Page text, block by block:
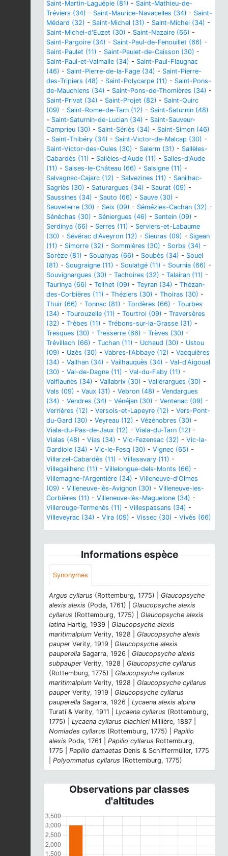
Saint-Martin-Laguépie (81) - Saint-Mathieu-de-
Tréviers (34) - Saint-Maurice-Navacelles (34) - Saint-
Médard (32) - Saint-Michel (31) - Saint-Michel (34) -
Saint-Michel-d'Euzet (30) - Saint-Nazaire (66) -
Saint-Pargoire (34) - Saint-Paul-de-Fenouillet (66) -
Saint-Paulet (11) - Saint-Paulet-de-Caisson (30) -
Saint-Paul-et-Valmalle (34) - Saint-Paul-Flaugnac
(46) - Saint-Pierre-de-la-Fage (34) - Saint-Pierre-
des-Tripiers (48) - Saint-Polycarpe (11) - Saint-Pons-
de-Mauchiens (34) - Saint-Pons-de-Thomières (34) -
Saint-Privat (34) - Saint-Projet (82) - Saint-Quirc
(09) - Saint-Rome-de-Tarn (12) - Saint-Saturnin (48)
- Saint-Saturnin-de-Lucian (34) - Saint-Sauveur-
Camprieu (30) - Saint-Sériès (34) - Saint-Simon (46)
- Saint-Thibéry (34) - Saint-Victor-de-Malcap (30) -
Saint-Victor-des-Oules (30) - Salerm (31) - Sallèles-
Cabardès (11) - Sallèles-d'Aude (11) - Salles-d'Aude
(11) - Salses-le-Château (66) - Salsigne (11) -
Salvagnac-Cajarc (12) - Salvezines (11) - Sanilhac-
Sagriès (30) - Saturargues (34) - Saurat (09) -
Saussines (34) - Sauto (66) - Sauve (30) -
Sauveterre (30) - Seix (09) - Sémézies-Cachan (32) -
Sénéchas (30) - Séniergues (46) - Sentein (09) -
Serdinya (66) - Serres (11) - Serviers-et-Labaume
(30) - Sévérac d'Aveyron (12) - Sieuras (09) - Sigean
(11) - Simorre (32) - Sommières (30) - Sorbs (34) -
Sorèze (81) - Souanyas (66) - Soubès (34) - Souel
(81) - Sougraigne (11) - Soulatgé (11) - Sournia (66) -
Souvignargues (30) - Tachoires (32) - Talairan (11) -
Taurinya (66) - Teilhet (09) - Teyran (34) - Thézan-
des-Corbières (11) - Théziers (30) - Thoiras (30) -
Thuir (66) - Tonnac (81) - Tordères (66) - Tourbes
(34) - Tourouzelle (11) - Tourtrol (09) - Traversères
(32) - Trèbes (11) - Trébons-sur-la-Grasse (31) -
Tresques (30) - Tresserre (66) - Trèves (30) -
Trévillach (66) - Tuchan (11) - Uchaud (30) - Ustou
(09) - Uzès (30) - Vabres-l'Abbaye (12) - Vacquières
(34) - Vailhan (34) - Vailhauquès (34) - Val-d'Aigoual
(30) - Val-de-Dagne (11) - Val-du-Faby (11) -
Valflaunès (34) - Vallabrix (30) - Vallérargues (30) -
Vals (09) - Vaux (31) - Vebron (48) - Vendargues
(34) - Vendres (34) - Vénéjan (30) - Ventenac (09) -
Verrières (12) - Versols-et-Lapeyre (12) - Vers-Pont-
du-Gard (30) - Veyreau (12) - Vézénobres (30) -
Viala-du-Pas-de-Jaux (12) - Viala-du-Tarn (12) -
Vialas (48) - Vias (34) - Vic-Fezensac (32) - Vic-la-
Gardiole (34) - Vic-le-Fesq (30) - Vignec (65) -
Villarzel-Cabardès (11) - Villasavary (11) -
Villegailhenc (11) - Villelongue-dels-Monts (66) -
Villemagne-l'Argentière (34) - Villeneuve-d'Olmes
(09) - Villeneuve-lès-Avignon (30) - Villeneuve-les-
Corbières (11) - Villeneuve-lès-Maguelone (34) -
Villerouge-Termenès (11) - Villespassans (34) -
Villeveyrac (34) - Vira (09) - Vissec (30) - Vivès (66)
Informations espèce
Synonymes
Argus cyllarus (Rottemburg, 1775) | Glaucopsyche
alexis alexis (Poda, 1761) | Glaucopsyche alexis
cyllarus (Rottemburg, 1775) | Glaucopsyche alexis
latina Hartig, 1939 | Glaucopsyche alexis
maritimalpium Verity, 1928 | Glaucopsyche alexis
pauper Verity, 1919 | Glaucopsyche alexis
pauperella Sagarra, 1926 | Glaucopsyche alexis
subpauper Verity, 1928 | Glaucopsyche cyllarus
(Rottemburg, 1775) | Glaucopsyche cyllarus
maritimalpium Verity, 1928 | Glaucopsyche cyllarus
pauper Verity, 1919 | Glaucopsyche cyllarus
pauperella Sagarra, 1926 | Lycaena alexis alpina
Turati & Verity, 1911 | Lycaena cyllarus (Rottemburg,
1775) | Lycaena cyllarus blachieri Millière, 1887 |
Nomiades cyllarus (Rottemburg, 1775) | Papilio
alexis Poda, 1761 | Papilio cyllarus Rottemburg,
1775 | Papilio damaetas Denis & Schiffermüller, 1775
Polyommatus cyllarus (Rottemburg, 1775)
Observations par classes
d'altitudes